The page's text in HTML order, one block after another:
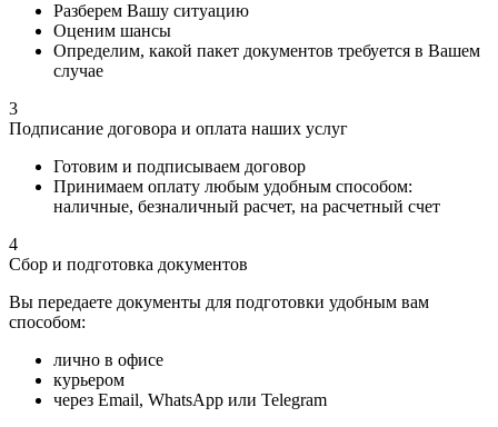
Разберем Вашу ситуацию
Оценим шансы
Определим, какой пакет документов требуется в Вашем
случае
3
Подписание договора и оплата наших услуг
Готовим и подписываем договор
Принимаем оплату любым удобным способом:
наличные, безналичный расчет, на расчетный счет
4
Сбор и подготовка документов
Вы передаете документы для подготовки удобным вам
способом:
лично в офисе
курьером
через Email, WhatsApp или Telegram